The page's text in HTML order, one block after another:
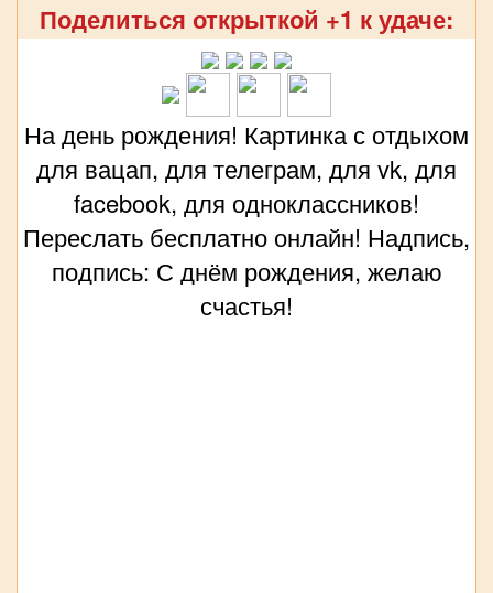
Поделиться открыткой +1 к удаче:
На день рождения! Картинка с отдыхом
для вацап, для телеграм, для vk, для
facebook, для одноклассников!
Переслать бесплатно онлайн! Надпись,
подпись: С днём рождения, желаю
счастья!